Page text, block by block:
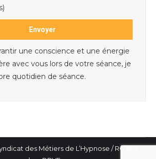
une conscience et une énergie
avec vous lors de votre séance, je
quotidien de séance.
des Métiers de L’Hypnose / RC Pro